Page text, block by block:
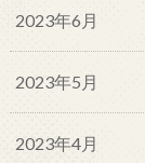
2023年6月
2023年5月
2023年4月